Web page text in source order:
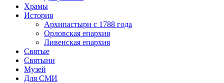
Храмы
История
Архипастыри с 1788 года
Орловская епархия
Ливенская епархия
Святые
Святыни
Музей
Для СМИ